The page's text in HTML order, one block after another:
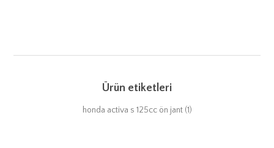
Ürün etiketleri
honda activa s 125cc ön jant (1)